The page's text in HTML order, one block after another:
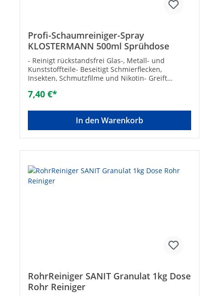
Profi-Schaumreiniger-Spray
KLOSTERMANN 500ml Sprühdose
- Reinigt rückstandsfrei Glas-, Metall- und
Kunststoffteile- Beseitigt Schmierflecken,
Insekten, Schmutzfilme und Nikotin- Greift
Inhalt: 500 ml
7,40 €*
In den Warenkorb
RohrReiniger SANIT Granulat 1kg Dose
Rohr Reiniger